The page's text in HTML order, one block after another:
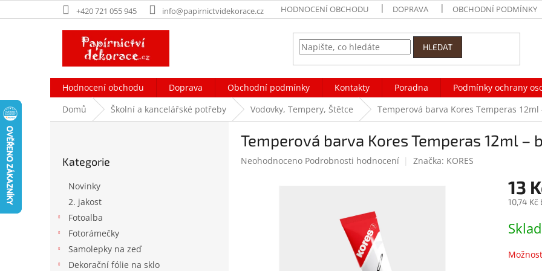
na
+420 721 055 945 info@papirnictvidekorace.cz HODNOCENÍ OBCHODU DOPRAVA OBCHODNÍ PODMÍNKY
HLEDAT
Hodnocení obchodu Doprava Obchodní podmínky Kontakty Poradna Podmínky ochrany
Domů
Školní a kancelářské potřeby Vodovky, Tempery, Štětce Temperová barva Kores Temperas 12ml
kategorie
Kategorie
Novinky
2. jakost
Fotoalba
Fotorámečky
Samolepky na zeď
Dekorační fólie na sklo
Temperová barva Kores Temperas 12ml –
Průměrné
Neohodnoceno Podrobnosti hodnocení Značka: KORES
13
10,74 Kč
cena: